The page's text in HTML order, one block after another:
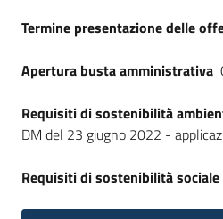
Termine presentazione delle
Apertura busta amministrativa
Requisiti di sostenibilità
DM del 23 giugno 2022 -
Requisiti di sostenibilità sociale